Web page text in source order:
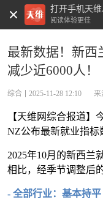
打开手机天维
阅读体验更佳
最新数据！新西
减少近6000人！
综合 2025-11-28 12:10 来
【天维网综合报道】
NZ公布最新就业指标
2025年10月的新西兰
相比，经季节调整后
- 全部行业：基本持平